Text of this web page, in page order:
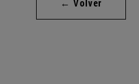
← Volver